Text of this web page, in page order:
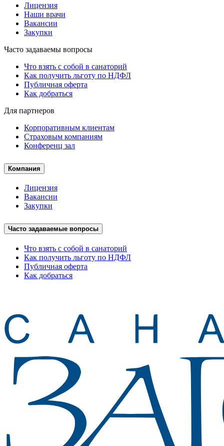
Лицензия
Наши врачи
Вакансии
Закупки
Часто задаваемы вопросы
Что взять с собой в санаторий
Как получить льготу по НДФЛ
Публичная оферта
Как добраться
Для партнеров
Корпоративным клиентам
Страховым компаниям
Конференц зал
Компания
Лицензия
Вакансии
Закупки
Часто задаваемые вопросы
Что взять с собой в санаторий
Как получить льготу по НДФЛ
Публичная оферта
Как добраться